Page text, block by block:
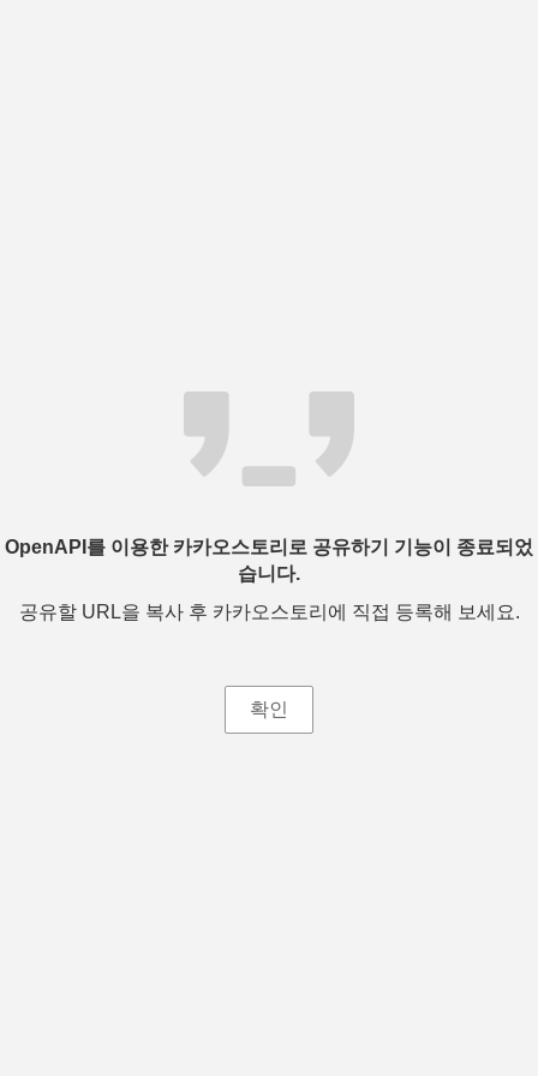
OpenAPI를 이용한 카카오스토리로 공유하기 기능이 종료되었
습니다.
공유할 URL을 복사 후 카카오스토리에 직접 등록해 보세요.
확인